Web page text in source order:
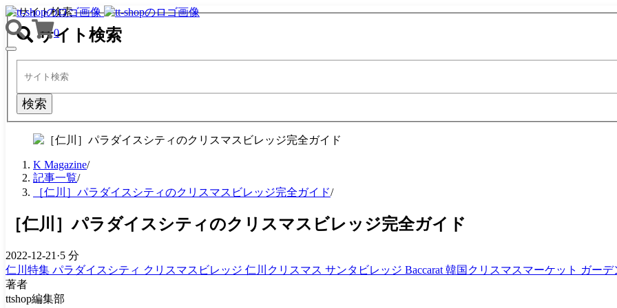
0
TOGGLE
NAVIGATION
サイト検索
サイト検索
検索
K Magazine/
記事一覧/
［仁川］パラダイスシティのクリスマスビレッジ完全ガイド/
［仁川］パラダイスシティのクリスマスビレッジ完全ガイド
2022-12-21 ·5 分
仁川特集 パラダイスシティ クリスマスビレッジ 仁川クリスマス サンタビレッジ Baccarat 韓国クリスマスマーケット ガーデ
著者
ttshop編集部